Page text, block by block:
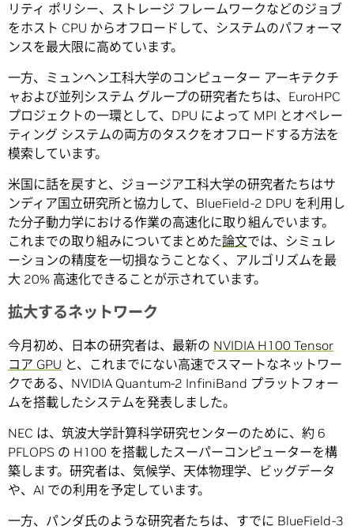
リティ ポリシー、ストレージ フレームワークなどのジョブ
をホスト CPU からオフロードして、システムのパフォーマ
ンスを最大限に高めています。
一方、ミュンヘン工科大学のコンピューター アーキテクチ
ャおよび並列システム グループの研究者たちは、EuroHPC
プロジェクトの一環として、DPU によって MPI とオペレー
ティング システムの両方のタスクをオフロードする方法を
模索しています。
米国に話を戻すと、ジョージア工科大学の研究者たちはサ
ンディア国立研究所と協力して、BlueField-2 DPU を利用し
た分子動力学における作業の高速化に取り組んでいます。
これまでの取り組みについてまとめた論文では、シミュレ
ーションの精度を一切損なうことなく、アルゴリズムを最
大 20% 高速化できることが示されています。
拡大するネットワーク
今月初め、日本の研究者は、最新の NVIDIA H100 Tensor
コア GPU と、これまでにない高速でスマートなネットワー
クである、NVIDIA Quantum-2 InfiniBand プラットフォー
ムを搭載したシステムを発表しました。
NEC は、筑波大学計算科学研究センターのために、約 6
PFLOPS の H100 を搭載したスーパーコンピューターを構
築します。研究者は、気候学、天体物理学、ビッグデータ
や、AI での利用を予定しています。
一方、パンダ氏のような研究者たちは、すでに BlueField-3